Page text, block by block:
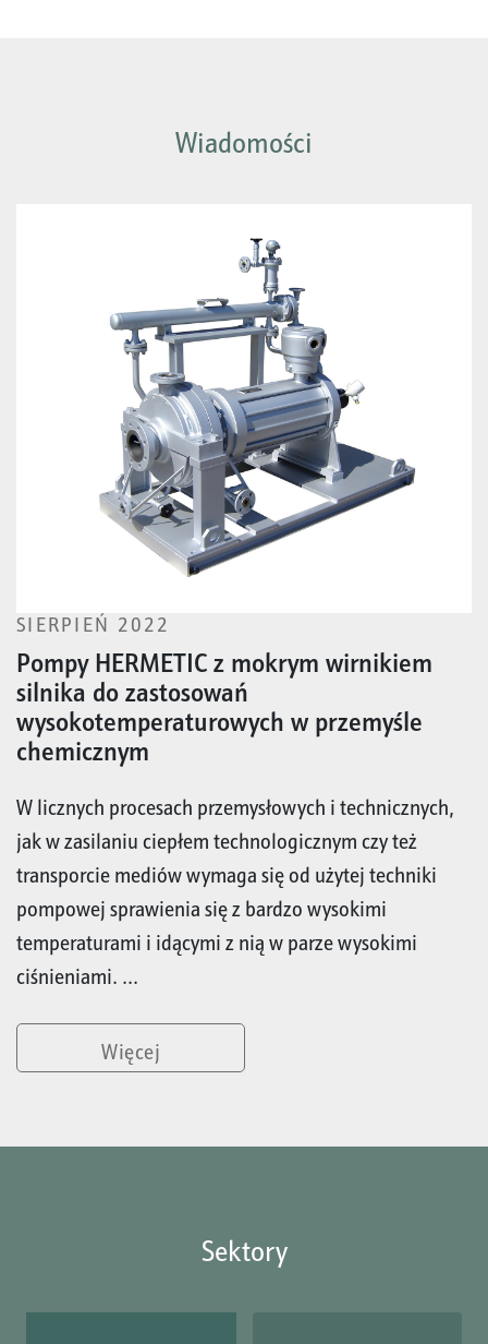
Wiadomości
SIERPIEŃ 2022
Pompy HERMETIC z mokrym wirnikiem
silnika do zastosowań
wysokotemperaturowych w przemyśle
chemicznym
W licznych procesach przemysłowych i technicznych,
jak w zasilaniu ciepłem technologicznym czy też
transporcie mediów wymaga się od użytej techniki
pompowej sprawienia się z bardzo wysokimi
temperaturami i idącymi z nią w parze wysokimi
ciśnieniami. ...
Więcej
Sektory